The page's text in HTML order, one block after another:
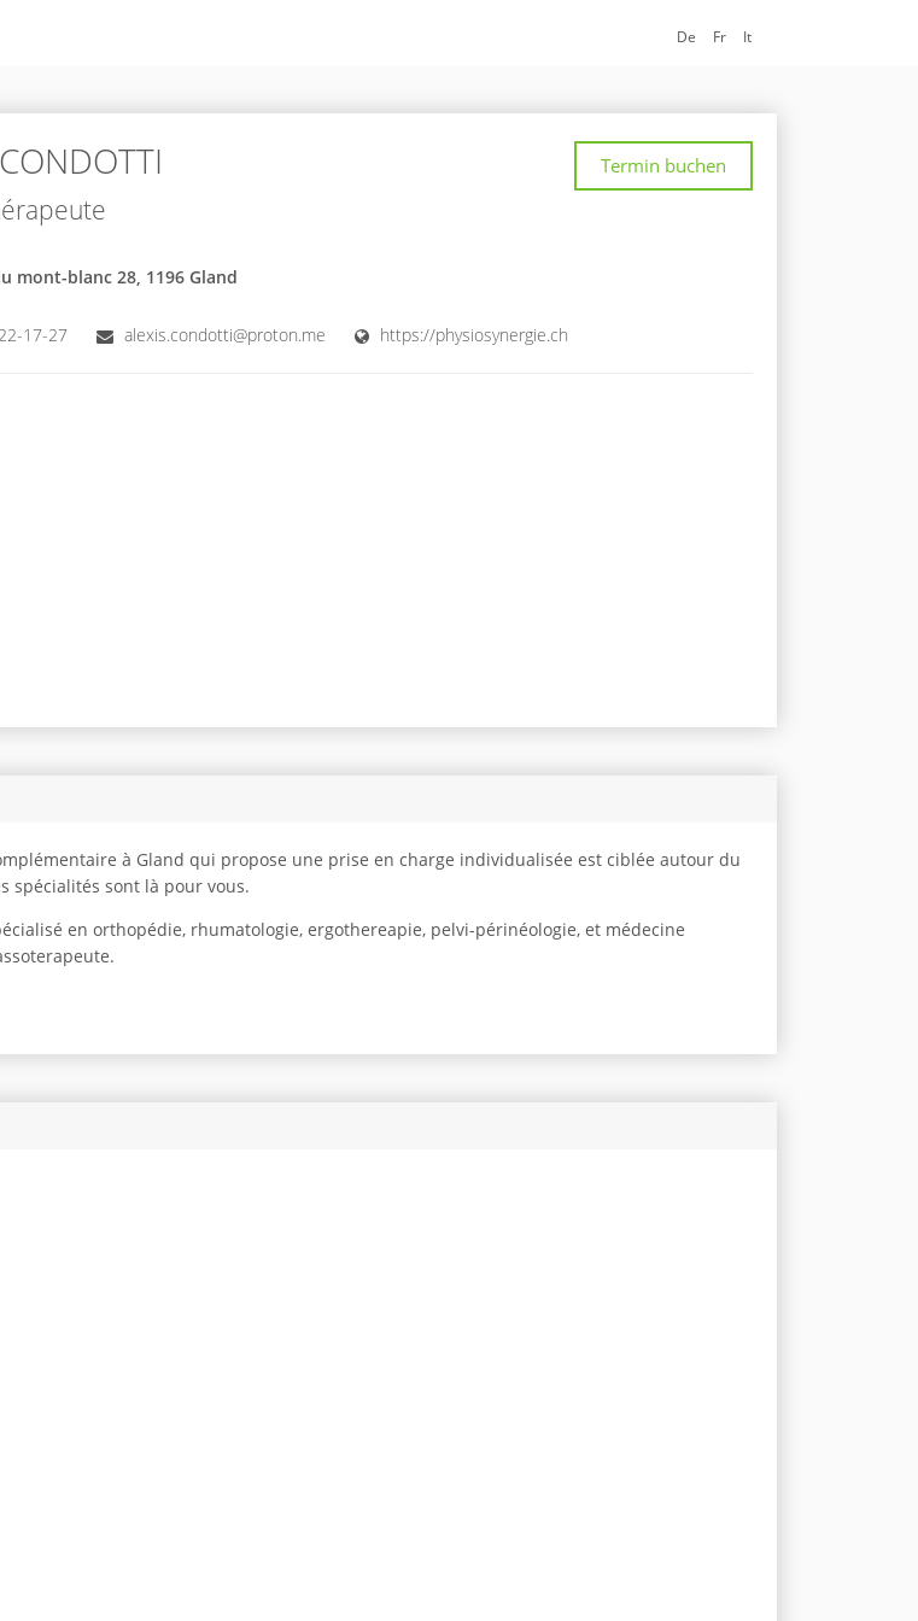
De Fr It
Termin buchen
mont-blanc 28, 1196 Gland
17-27 alexis.condotti@proton.me https://physiosynergie.ch
à Gland qui propose une prise en charge individualisée est ciblée autour du
spécialités sont là pour vous.
en orthopédie, rhumatologie, ergothereapie, pelvi-périnéologie, et médecine